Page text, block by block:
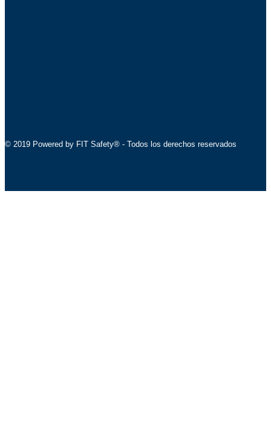
© 2019 Powered by FIT Safety® - Todos los derechos reservados